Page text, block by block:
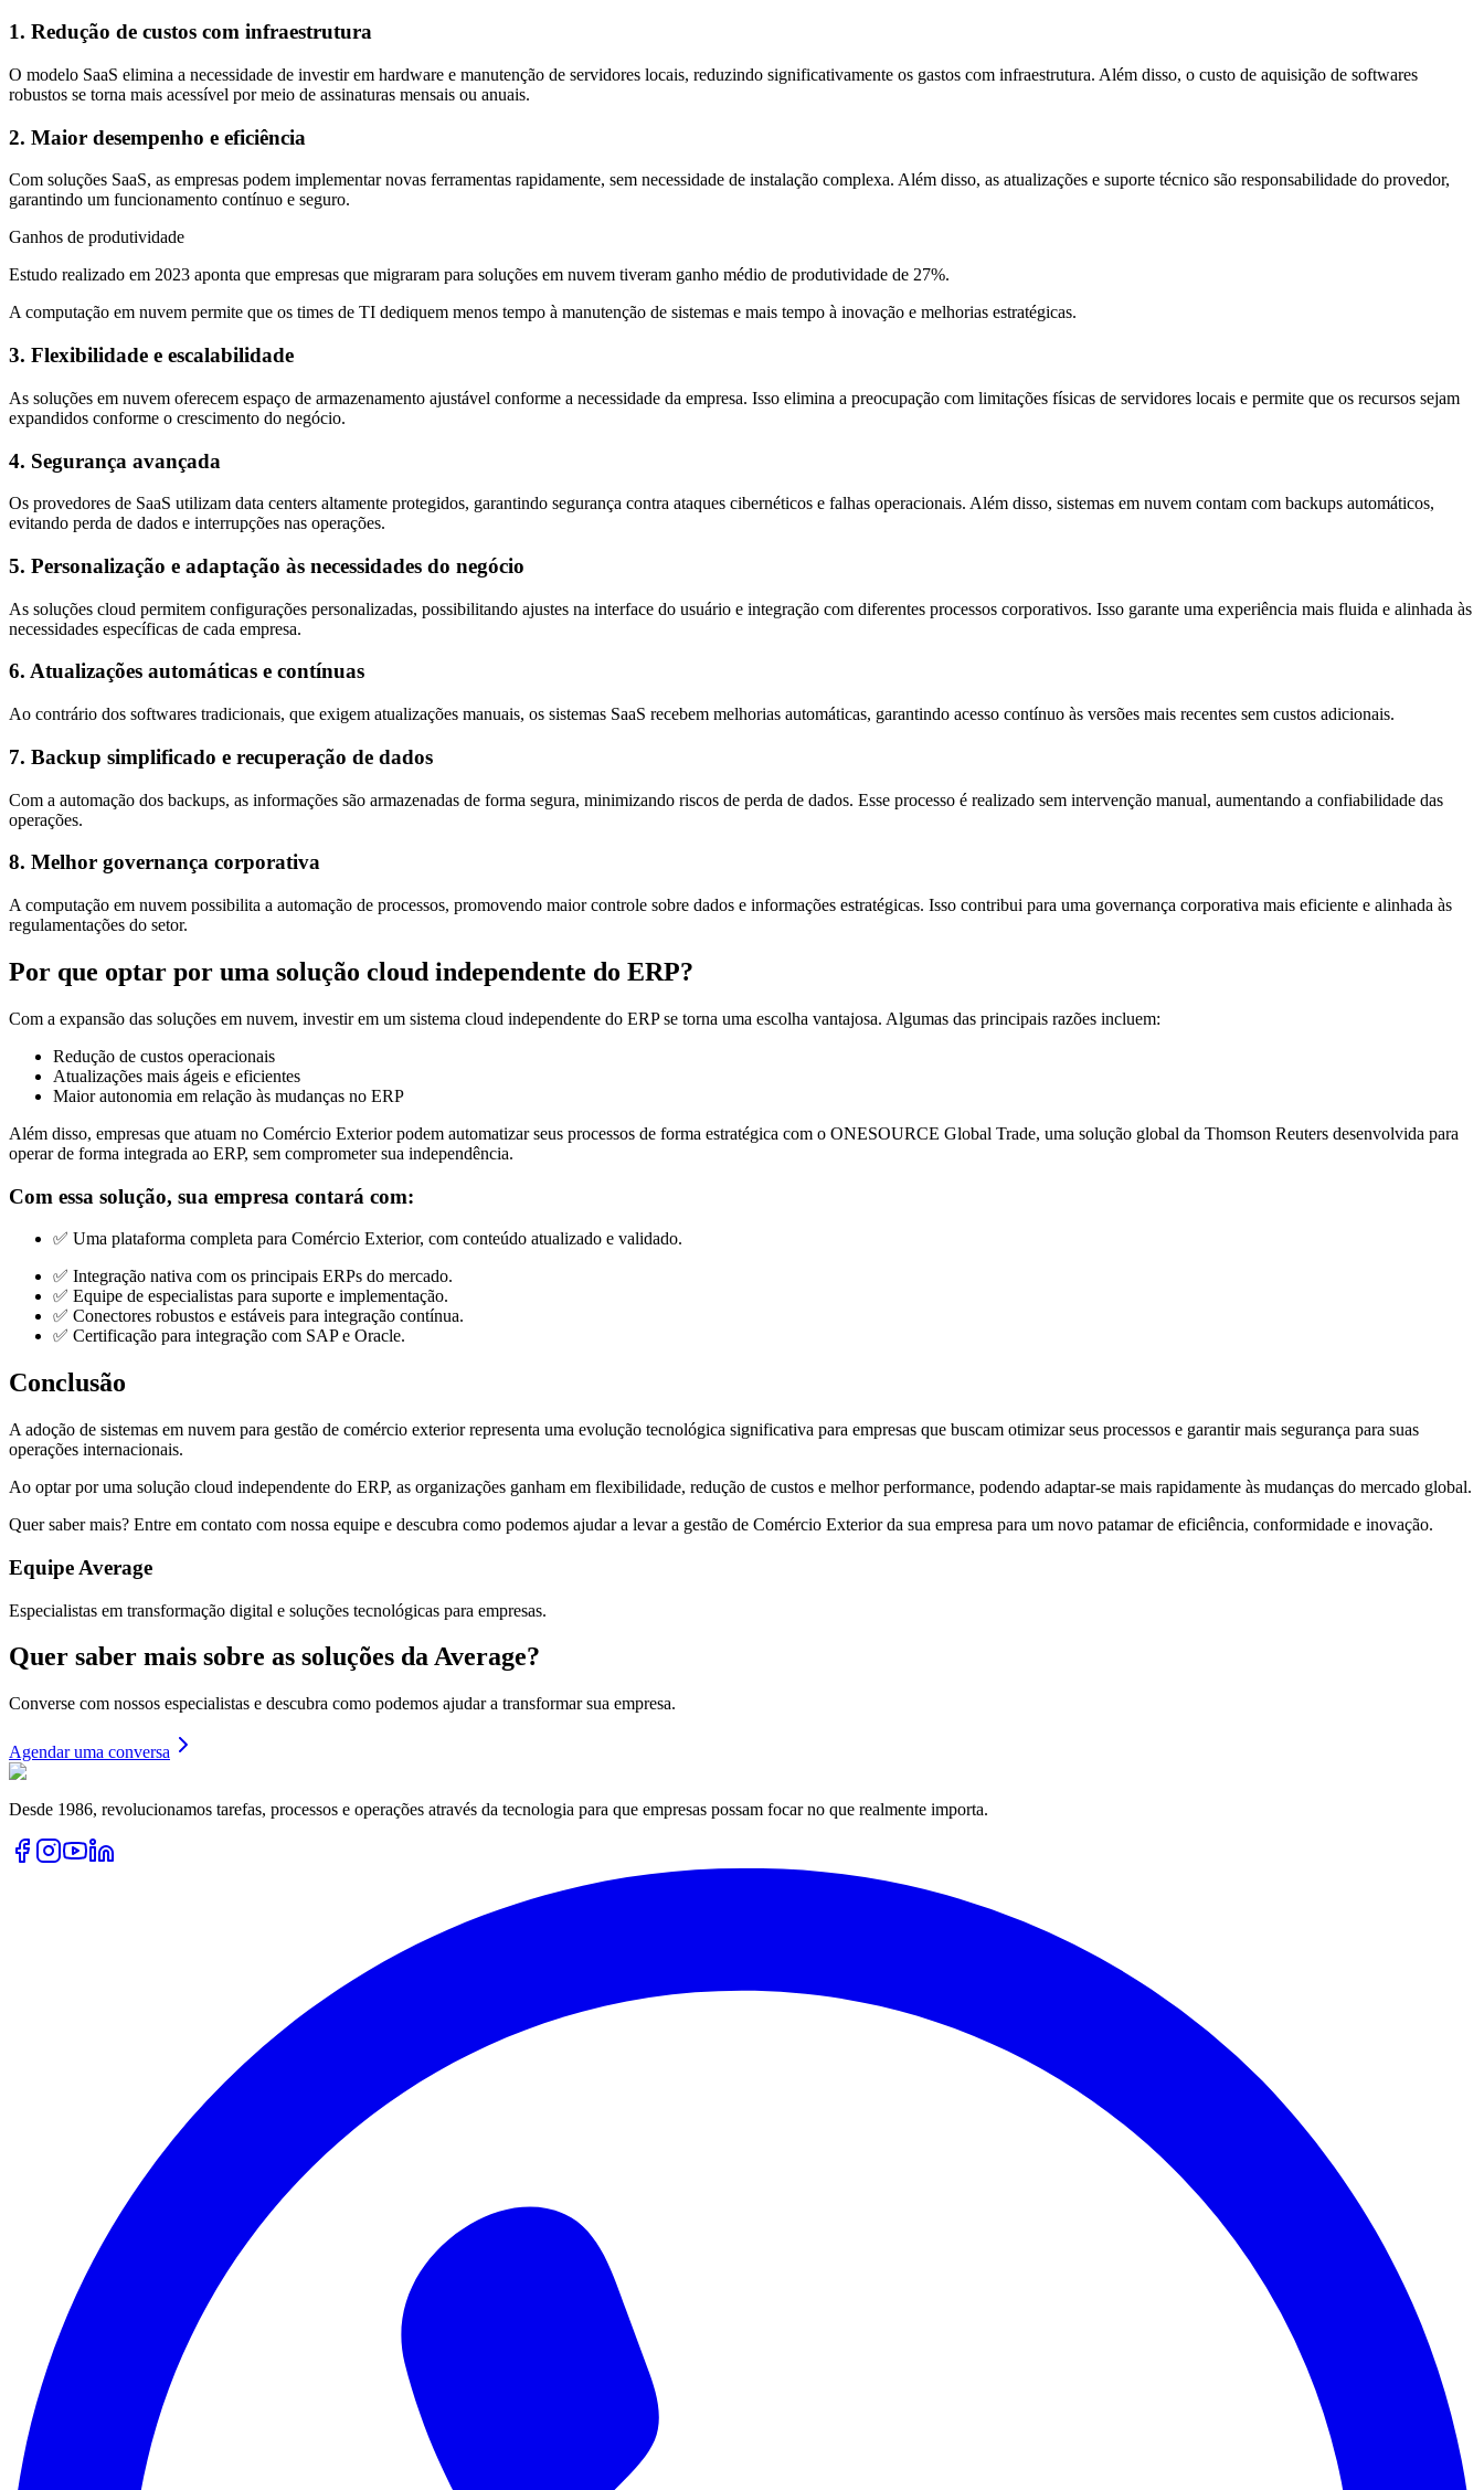
1. Redução de custos com infraestrutura
O modelo SaaS elimina a necessidade de investir em hardware e manutenção de servidores locais, reduzindo significativamente os gastos com infraestrutura. Além disso, o custo de aquisição de softwares
robustos se torna mais acessível por meio de assinaturas mensais ou anuais.
2. Maior desempenho e eficiência
Com soluções SaaS, as empresas podem implementar novas ferramentas rapidamente, sem necessidade de instalação complexa. Além disso, as atualizações e suporte técnico são responsabilidade do provedor,
garantindo um funcionamento contínuo e seguro.
Ganhos de produtividade
Estudo realizado em 2023 aponta que empresas que migraram para soluções em nuvem tiveram ganho médio de produtividade de 27%.
A computação em nuvem permite que os times de TI dediquem menos tempo à manutenção de sistemas e mais tempo à inovação e melhorias estratégicas.
3. Flexibilidade e escalabilidade
As soluções em nuvem oferecem espaço de armazenamento ajustável conforme a necessidade da empresa. Isso elimina a preocupação com limitações físicas de servidores locais e permite que os recursos sejam
expandidos conforme o crescimento do negócio.
4. Segurança avançada
Os provedores de SaaS utilizam data centers altamente protegidos, garantindo segurança contra ataques cibernéticos e falhas operacionais. Além disso, sistemas em nuvem contam com backups automáticos,
evitando perda de dados e interrupções nas operações.
5. Personalização e adaptação às necessidades do negócio
As soluções cloud permitem configurações personalizadas, possibilitando ajustes na interface do usuário e integração com diferentes processos corporativos. Isso garante uma experiência mais fluida e alinhada às
necessidades específicas de cada empresa.
6. Atualizações automáticas e contínuas
Ao contrário dos softwares tradicionais, que exigem atualizações manuais, os sistemas SaaS recebem melhorias automáticas, garantindo acesso contínuo às versões mais recentes sem custos adicionais.
7. Backup simplificado e recuperação de dados
Com a automação dos backups, as informações são armazenadas de forma segura, minimizando riscos de perda de dados. Esse processo é realizado sem intervenção manual, aumentando a confiabilidade das
operações.
8. Melhor governança corporativa
A computação em nuvem possibilita a automação de processos, promovendo maior controle sobre dados e informações estratégicas. Isso contribui para uma governança corporativa mais eficiente e alinhada às
regulamentações do setor.
Por que optar por uma solução cloud independente do ERP?
Com a expansão das soluções em nuvem, investir em um sistema cloud independente do ERP se torna uma escolha vantajosa. Algumas das principais razões incluem:
Redução de custos operacionais
Atualizações mais ágeis e eficientes
Maior autonomia em relação às mudanças no ERP
Além disso, empresas que atuam no Comércio Exterior podem automatizar seus processos de forma estratégica com o ONESOURCE Global Trade, uma solução global da Thomson Reuters desenvolvida para
operar de forma integrada ao ERP, sem comprometer sua independência.
Com essa solução, sua empresa contará com:
✅ Uma plataforma completa para Comércio Exterior, com conteúdo atualizado e validado.
✅ Integração nativa com os principais ERPs do mercado.
✅ Equipe de especialistas para suporte e implementação.
✅ Conectores robustos e estáveis para integração contínua.
✅ Certificação para integração com SAP e Oracle.
Conclusão
A adoção de sistemas em nuvem para gestão de comércio exterior representa uma evolução tecnológica significativa para empresas que buscam otimizar seus processos e garantir mais segurança para suas
operações internacionais.
Ao optar por uma solução cloud independente do ERP, as organizações ganham em flexibilidade, redução de custos e melhor performance, podendo adaptar-se mais rapidamente às mudanças do mercado global.
Quer saber mais? Entre em contato com nossa equipe e descubra como podemos ajudar a levar a gestão de Comércio Exterior da sua empresa para um novo patamar de eficiência, conformidade e inovação.
Equipe Average
Especialistas em transformação digital e soluções tecnológicas para empresas.
Quer saber mais sobre as soluções da Average?
Converse com nossos especialistas e descubra como podemos ajudar a transformar sua empresa.
Agendar uma conversa
Desde 1986, revolucionamos tarefas, processos e operações através da tecnologia para que empresas possam focar no que realmente importa.